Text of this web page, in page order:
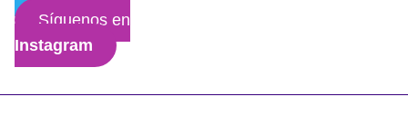
Síguenos en
Instagram